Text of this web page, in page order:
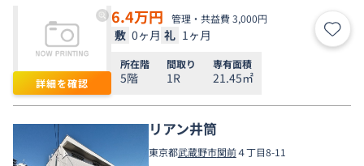
詳細を確認
6.4万円 管理・共益費 3,000円
敷 0ヶ月 礼 1ヶ月 お気
所在階
5階
間取り
1R
専有面積
21.45㎡
リアン井筒
東京都武蔵野市関前４丁目8-11